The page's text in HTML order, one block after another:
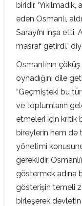
biridir.
eden Osmanlı,
Sarayı’nı inşa
masraf getirdi.”
Osmanlı’nın
oynadığını dile
“Geçmişteki bu
ve toplumların
etmeleri için kritik
bireylerin hem de
yönetimi
gereklidir.
göstermek adına
gösterişin temeli
birleşerek devletin